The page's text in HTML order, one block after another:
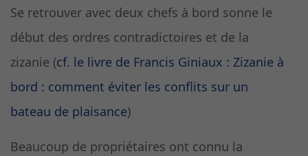
Se retrouver avec deux chefs à bord sonne le
début des ordres contradictoires et de la
zizanie (cf. le livre de Francis Giniaux : Zizanie à
bord : comment éviter les conflits sur un
bateau de plaisance)
Beaucoup de propriétaires ont connu la